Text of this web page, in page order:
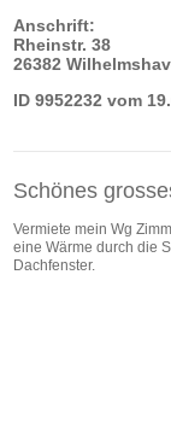
Anschrift:
Rheinstr. 38
26382
ID 9952232 vom
Schönes
Vermiete mein Wg
eine Wärme durch die
Dachfenster.